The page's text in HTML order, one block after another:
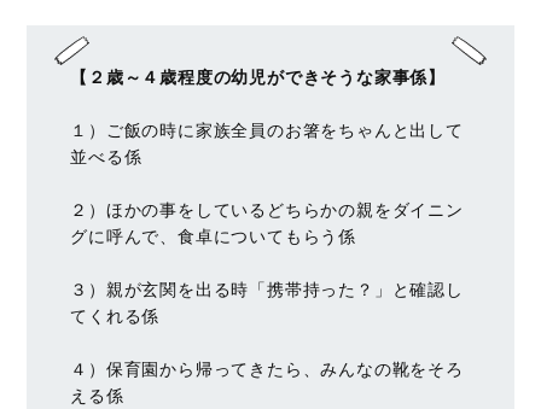
【２歳～４歳程度の幼児ができそうな家事係】
１）ご飯の時に家族全員のお箸をちゃんと出して
並べる係
２）ほかの事をしているどちらかの親をダイニン
グに呼んで、食卓についてもらう係
３）親が玄関を出る時「携帯持った？」と確認し
てくれる係
４）保育園から帰ってきたら、みんなの靴をそろ
える係